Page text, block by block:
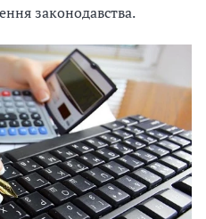
законодавства.